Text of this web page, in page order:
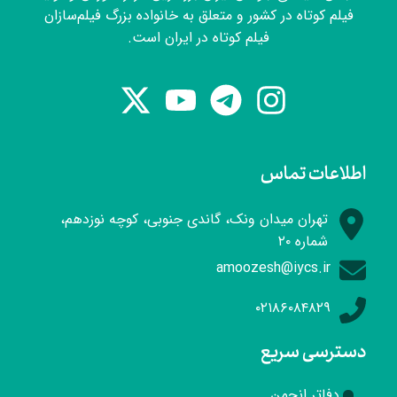
اطلاعات تماس
تهران میدان ونک، گاندی جنوبی، کوچه نوزدهم،
شماره ۲۰
amoozesh@iycs.ir
۰۲۱۸۶۰۸۴۸۲۹
فیلم کوتاه در کشور و متعلق به خانواده بزرگ فیلم‌سازان
فیلم کوتاه در ایران است.
دسترسی سریع